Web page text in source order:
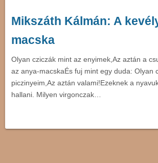
Mikszáth Kálmán: A
macska
Olyan cziczák mint az enyimek,Az aztán a
az anya-macskaÉs fuj mint egy duda: Olyan
piczinyeim,Az aztán valami!Ezeknek a
hallani. Milyen virgonczak…